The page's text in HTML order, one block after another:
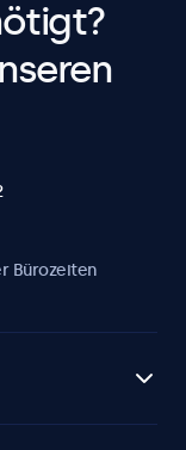
Bürozeiten